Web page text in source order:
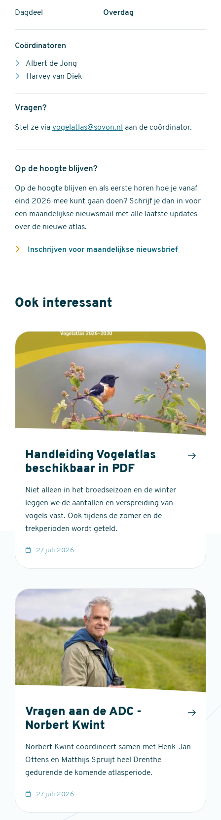
Dagdeel Overdag
Coördinatoren
Albert de Jong
Harvey van Diek
Vragen?
Stel ze via vogelatlas@sovon.nl aan de coördinator.
Op de hoogte blijven?
Op de hoogte blijven en als eerste horen hoe je vanaf
eind 2026 mee kunt gaan doen? Schrijf je dan in voor
een maandelijkse nieuwsmail met alle laatste updates
over de nieuwe atlas.
Inschrijven voor maandelijkse nieuwsbrief
Ook interessant
Handleiding Vogelatlas
beschikbaar in PDF
Niet alleen in het broedseizoen en de winter
leggen we de aantallen en verspreiding van
vogels vast. Ook tijdens de zomer en de
trekperioden wordt geteld.
27 juli 2026
Vragen aan de ADC -
Norbert Kwint
Norbert Kwint coördineert samen met Henk-Jan
Ottens en Matthijs Spruijt heel Drenthe
gedurende de komende atlasperiode.
27 juli 2026